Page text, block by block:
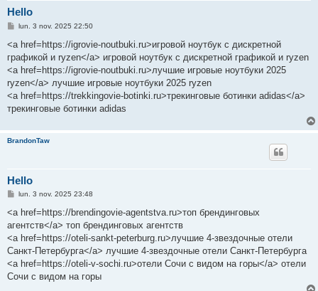
Hello
M
s
a
g
lun. 3 nov. 2025 22:50
<a href=https://igrovie-noutbuki.ru>игровой ноутбук с дискретной
графикой и ryzen</a> игровой ноутбук с дискретной графикой и ryzen
<a href=https://igrovie-noutbuki.ru>лучшие игровые ноутбуки 2025
ryzen</a> лучшие игровые ноутбуки 2025 ryzen
<a href=https://trekkingovie-botinki.ru>трекинговые ботинки adidas</a>
трекинговые ботинки adidas
BrandonTaw
Hello
M
s
a
g
lun. 3 nov. 2025 23:48
<a href=https://brendingovie-agentstva.ru>топ брендинговых
агентств</a> топ брендинговых агентств
<a href=https://oteli-sankt-peterburg.ru>лучшие 4-звездочные отели
Санкт-Петербурга</a> лучшие 4-звездочные отели Санкт-Петербурга
<a href=https://oteli-v-sochi.ru>отели Сочи с видом на горы</a> отели
Сочи с видом на горы